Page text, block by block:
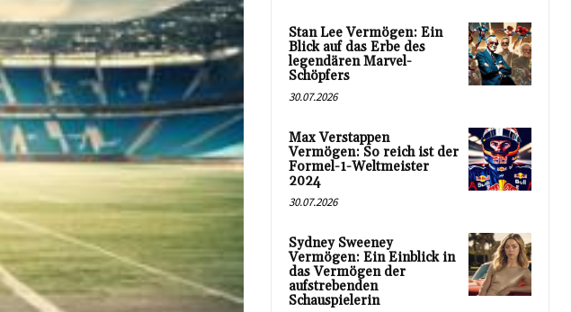
Stan Lee Vermögen: Ein
Blick auf das Erbe des
legendären Marvel-
Schöpfers
30.07.2026
Max Verstappen
Vermögen: So reich ist der
Formel-1-Weltmeister
2024
30.07.2026
Sydney Sweeney
Vermögen: Ein Einblick in
das Vermögen der
aufstrebenden
Schauspielerin